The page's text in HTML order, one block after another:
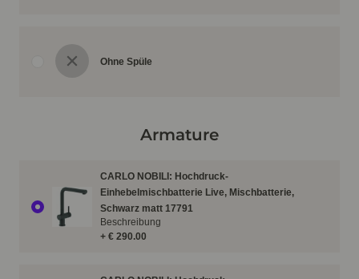
Ohne Spüle
Armature
CARLO NOBILI: Hochdruck-
Einhebelmischbatterie Live, Mischbatterie,
Schwarz matt 17791
+ € 290.00
Beschreibung